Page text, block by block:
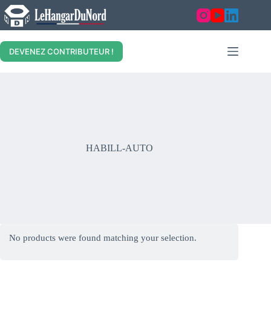
Skip
to
content
DEVENEZ CONTRIBUTEUR !
HABILL-AUTO
No products were found matching your selection.